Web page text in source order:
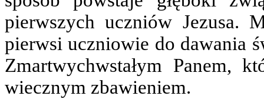
pierwszych uczniów Jezusa.
pierwsi uczniowie do dawania
Zmartwychwstałym Panem,
wiecznym zbawieniem.